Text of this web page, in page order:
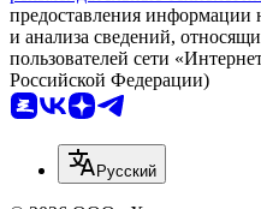
предоставления информации
и анализа сведений,
пользователей сети
Российской Федерации)
Русский